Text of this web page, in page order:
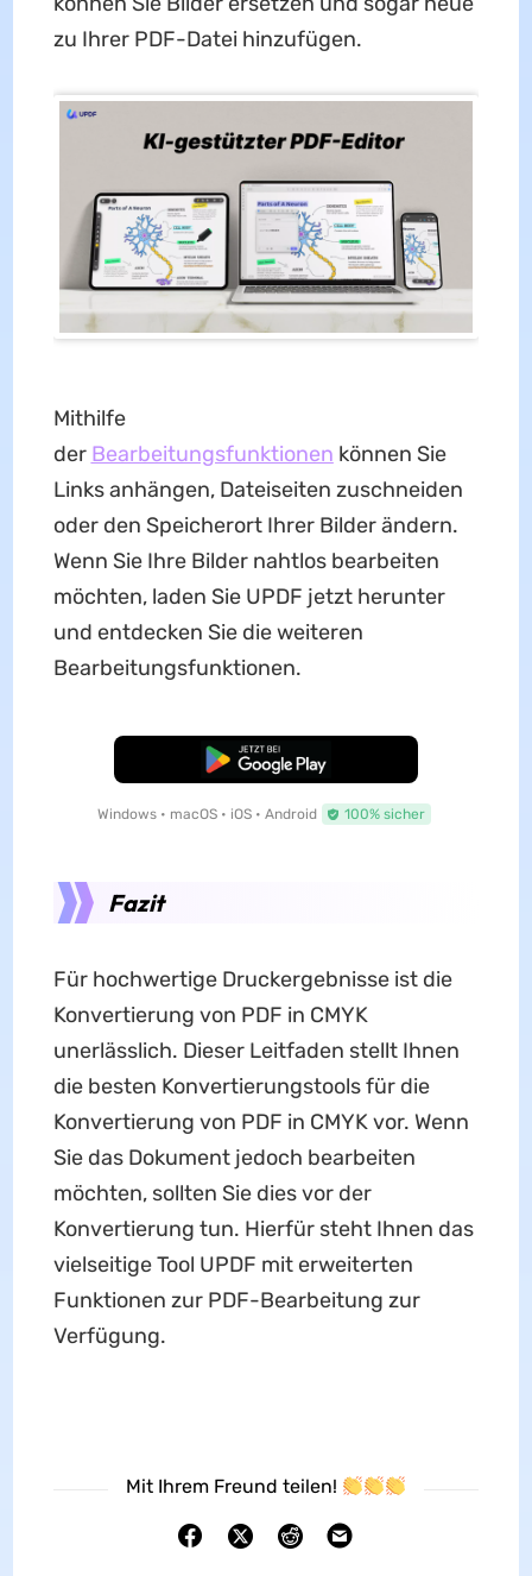
zu Ihrer PDF-Datei hinzufügen.
Mithilfe
der Bearbeitungsfunktionen können Sie
Links anhängen, Dateiseiten zuschneiden
oder den Speicherort Ihrer Bilder ändern.
Wenn Sie Ihre Bilder nahtlos bearbeiten
möchten, laden Sie UPDF jetzt herunter
und entdecken Sie die weiteren
Bearbeitungsfunktionen.
Kostenloser Download
Windows • macOS • iOS • Android 100% sicher
Fazit
Für hochwertige Druckergebnisse ist die
Konvertierung von PDF in CMYK
unerlässlich. Dieser Leitfaden stellt Ihnen
die besten Konvertierungstools für die
Konvertierung von PDF in CMYK vor. Wenn
Sie das Dokument jedoch bearbeiten
möchten, sollten Sie dies vor der
Konvertierung tun. Hierfür steht Ihnen das
vielseitige Tool UPDF mit erweiterten
Funktionen zur PDF-Bearbeitung zur
Verfügung.
Mit Ihrem Freund teilen!